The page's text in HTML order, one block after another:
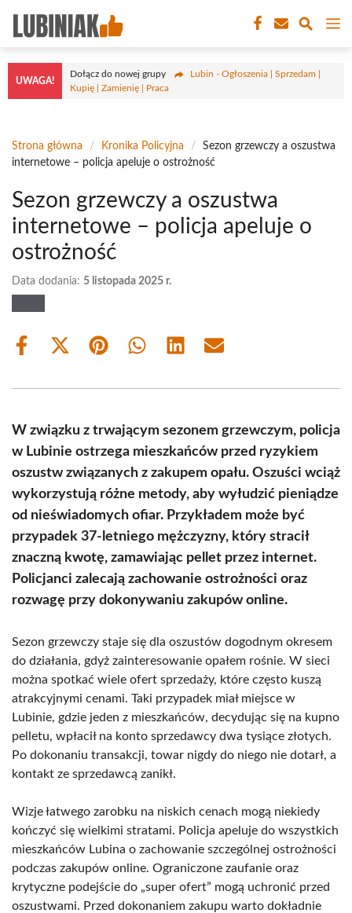
treści
UWAGA!
Dołącz do nowej grupy
Lubin - Ogłoszenia | Sprzedam |
Kupię | Zamienię | Praca
Strona główna / Kronika Policyjna /
Sezon grzewczy a oszustwa
internetowe – policja apeluje o ostrożność
Sezon grzewczy a oszustwa
internetowe – policja apeluje o
ostrożność
Data dodania: 5 listopada 2025 r.
Share
Share
(Twitter)
Share Share Share Share
W związku z trwającym sezonem grzewczym, policja
w Lubinie ostrzega mieszkańców przed ryzykiem
oszustw związanych z zakupem opału. Oszuści wciąż
wykorzystują różne metody, aby wyłudzić pieniądze
od nieświadomych ofiar. Przykładem może być
przypadek 37-letniego mężczyzny, który stracił
znaczną kwotę, zamawiając pellet przez internet.
Policjanci zalecają zachowanie ostrożności oraz
rozwagę przy dokonywaniu zakupów online.
Sezon grzewczy staje się dla oszustów dogodnym okresem
do działania, gdyż zainteresowanie opałem rośnie. W sieci
można spotkać wiele ofert sprzedaży, które często kuszą
atrakcyjnymi cenami. Taki przypadek miał miejsce w
Lubinie, gdzie jeden z mieszkańców, decydując się na kupno
pelletu, wpłacił na konto sprzedawcy dwa tysiące złotych.
Po dokonaniu transakcji, towar nigdy do niego nie dotarł, a
kontakt ze sprzedawcą zanikł.
Wizje łatwego zarobku na niskich cenach mogą niekiedy
kończyć się wielkimi stratami. Policja apeluje do wszystkich
mieszkańców Lubina o zachowanie szczególnej ostrożności
podczas zakupów online. Ograniczone zaufanie oraz
krytyczne podejście do „super ofert” mogą uchronić przed
oszustwami. Przed dokonaniem zakupu warto dokładnie